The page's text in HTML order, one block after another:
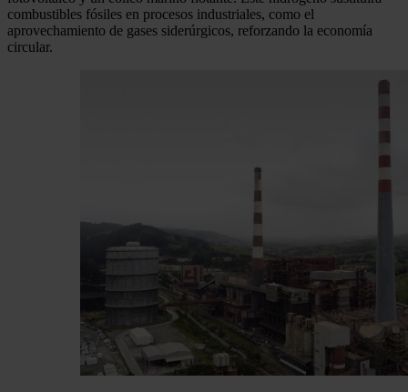
combustibles fósiles en procesos industriales, como el
aprovechamiento de gases siderúrgicos, reforzando la economía
circular.